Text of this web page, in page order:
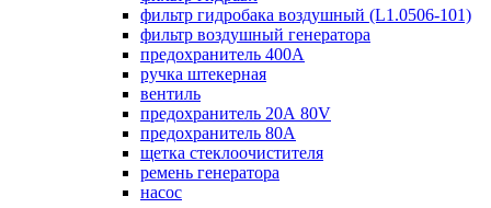
фильтр гидробака воздушный (L1.0506-101)
фильтр воздушный генератора
предохранитель 400А
ручка штекерная
вентиль
предохранитель 20А 80V
предохранитель 80А
щетка стеклоочистителя
ремень генератора
насос